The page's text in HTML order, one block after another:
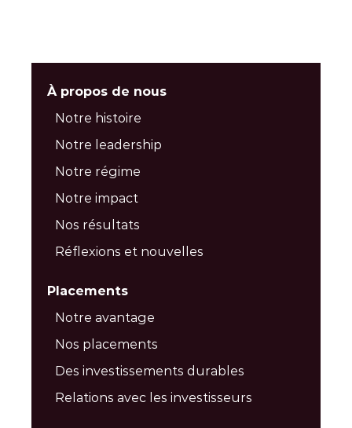
À propos de nous
Notre histoire
Notre leadership
Notre régime
Notre impact
Nos résultats
Réflexions et nouvelles
Placements
Notre avantage
Nos placements
Des investissements durables
Relations avec les investisseurs